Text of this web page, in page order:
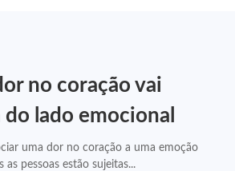
no coração vai
lado emocional
uma dor no coração a uma emoção
as pessoas estão sujeitas...